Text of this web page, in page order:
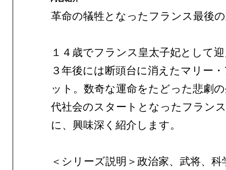
革命の犠牲となったフランス最後
１４歳でフランス皇太子妃として
３年後には断頭台に消えたマリー
ット。数奇な運命をたどった悲劇
代社会のスタートとなったフラン
に、興味深く紹介します。
＜シリーズ説明＞政治家、武将、